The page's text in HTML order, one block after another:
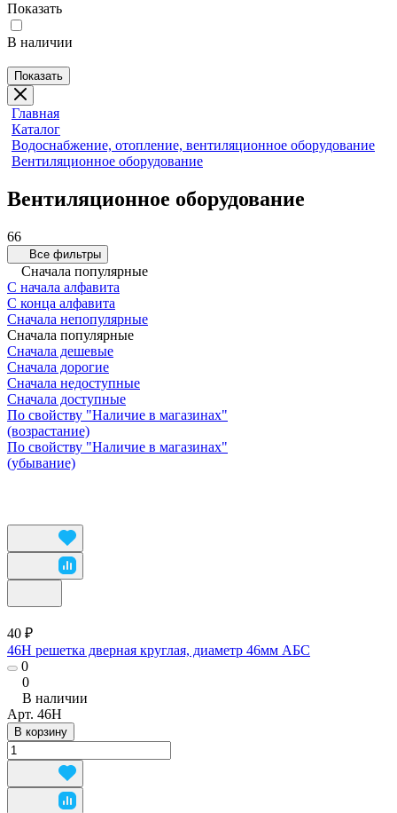
Показать
В наличии
Показать
Главная
Каталог
Водоснабжение, отопление, вентиляционное оборудование
Вентиляционное оборудование
Вентиляционное оборудование
66
Все фильтры
Сначала популярные
С начала алфавита
С конца алфавита
Сначала непопулярные
Сначала популярные
Сначала дешевые
Сначала дорогие
Сначала недоступные
Сначала доступные
По свойству "Наличие в магазинах"
(возрастание)
По свойству "Наличие в магазинах"
(убывание)
40 ₽
46Н решетка дверная круглая, диаметр 46мм АБС
0
0
В наличии
Арт. 46Н
В корзину